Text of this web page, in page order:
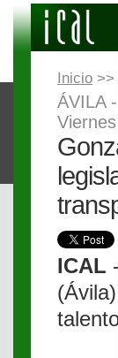
Inicio >>
ÁVILA
ICAL